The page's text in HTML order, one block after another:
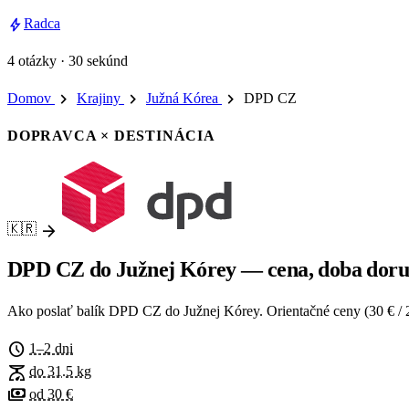
boltRadca
4 otázky · 30 sekúnd
Domov chevron_right Krajiny chevron_right Južná Kórea chevron_right DPD CZ
DOPRAVCA × DESTINÁCIA
🇰🇷 arrow_forward
DPD CZ do Južnej Kórey — cena, doba
Ako poslať balík DPD CZ do Južnej Kórey. Orientačné ceny (30 €
schedule 1–2 dni
scale do 31.5 kg
payments od 30 €